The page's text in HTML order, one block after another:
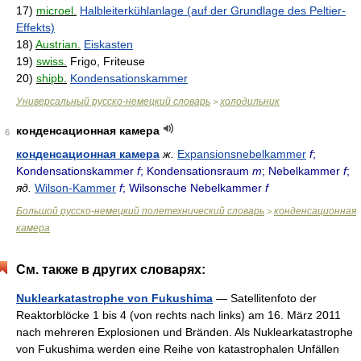
17) microel. Halbleiterkühlanlage (auf der Grundlage des Peltier-
Effekts)
18) Austrian.
Eiskasten
19) swiss. Frigo, Friteuse
20) shipb. Kondensationskammer
Универсальный русско-немецкий словарь > холодильник
6
конденсационная камера
конденсационная камера ж. Expansionsnebelkammer f;
Kondensationskammer f; Kondensationsraum m; Nebelkammer f;
яд. Wilson-Kammer f; Wilsonsche Nebelkammer f
Большой русско-немецкий полетехнический словарь > конденсационная
камера
См. также в других словарях:
Nuklearkatastrophe von Fukushima — Satellitenfoto der
Reaktorblöcke 1 bis 4 (von rechts nach links) am 16. März 2011
nach mehreren Explosionen und Bränden. Als Nuklearkatastrophe
von Fukushima werden eine Reihe von katastrophalen Unfällen